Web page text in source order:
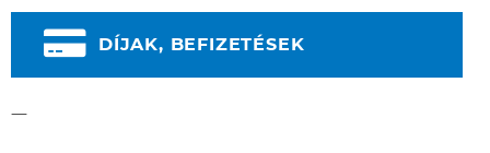
DÍJAK, BEFIZETÉSEK
—